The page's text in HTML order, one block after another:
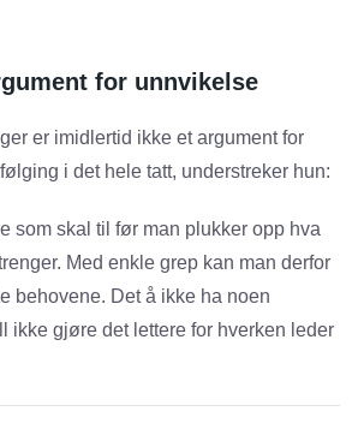
for unnvikelse
er imidlertid ikke et argument for
i det hele tatt, understreker hun:
som skal til før man plukker opp hva
Med enkle grep kan man derfor
behovene. Det å ikke ha noen
ikke gjøre det lettere for hverken leder